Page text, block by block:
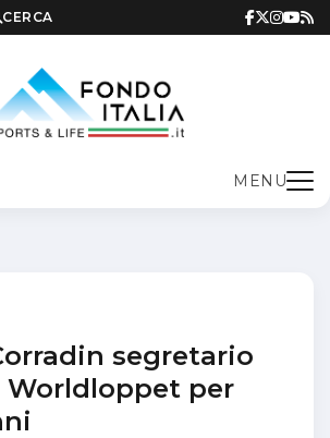
CERCA
MENU
segretario
Worldloppet per